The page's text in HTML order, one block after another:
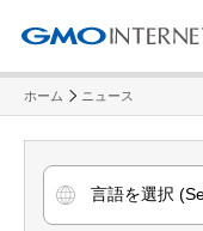
ホーム ニュース